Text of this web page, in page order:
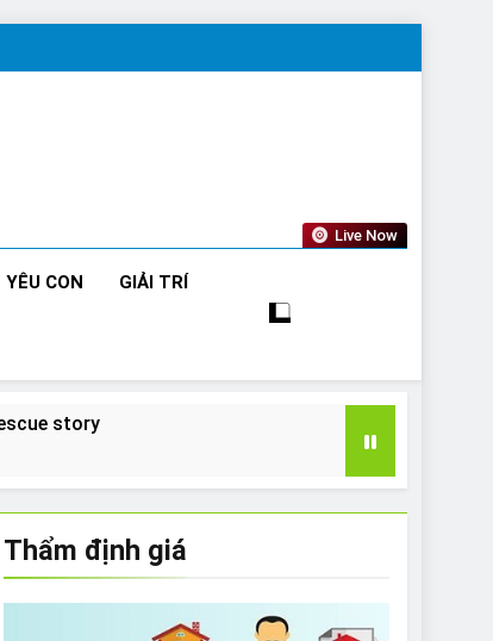
Live Now
YÊU CON GIẢI TRÍ
story
Bulldogs Can (and can’t) Eat
Thẩm định giá